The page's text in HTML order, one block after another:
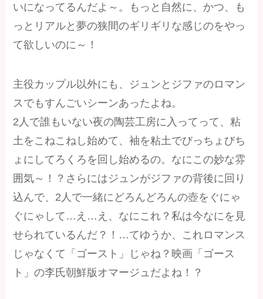
いになってるんだよ～。もっと自然に、かつ、も
っとリアルと夢の狭間のギリギリな感じのをやっ
て欲しいのに～！
主役カップル以外にも、ジュンとジファのロマン
スでもすんごいシーンあったよね。
2人で誰もいない夜の陶芸工房に入ってって、粘
土をこねこねし始めて、袖を粘土でびっちょびち
ょにしてろくろを回し始めるの。なにこの妙な雰
囲気～！？さらにはジュンがジファの背後に回り
込んで、2人で一緒にどろんどろんの壺をぐにゃ
ぐにゃして…え…え、なにこれ？私は今なにを見
せられているんだ？！…てゆうか、これロマンス
じゃなくて「ゴースト」じゃね？映画「ゴース
ト」の李氏朝鮮版オマージュだよね！？